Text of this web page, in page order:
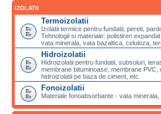
IZOLATII
Termoizolatii
Izolatii termice pentru fundatii, pereti,
Tehnologii si materiale: polistiren
vata minerala, vata bazaltica, celuloza,
Hidroizolatii
Hidroizolatii pentru fundatii, subsoluri,
membrane bituminoase, membrane PVC,
hidroizolatii pe baza de ciment, etc.
Fonoizolatii
Materiale fonoabsorbante - vata minerala,